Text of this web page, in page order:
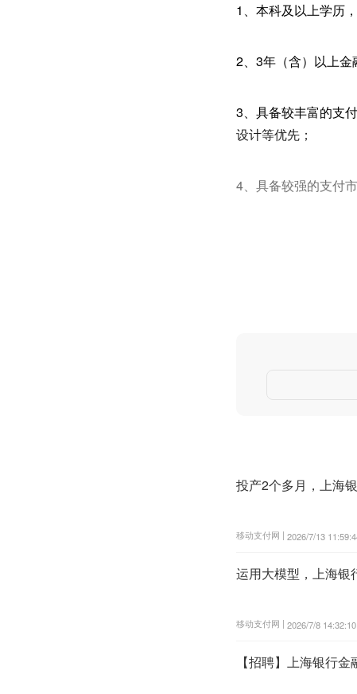
1、本科及以上学历
2、3年（含）以上金
3、具备较丰富的支
设计等优先；
4、具备较强的支付
投产2个多月，上海
移动支付网 | 2026/7/13
运用大模型，上海银
移动支付网 | 2026/7/8 14:32:10
【招聘】上海银行